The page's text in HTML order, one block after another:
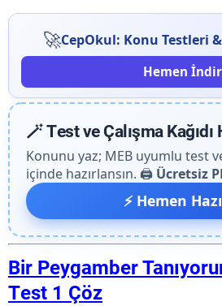
🚀CepOkul: Konu Testleri
Hemen İndir
🪄 Test ve Çalışma Kağıdı
Konunu yaz; MEB uyumlu test
içinde hazırlansın. 🖨️ Ücretsiz
⚡ Hemen
Bir Peygamber
Test 1 Çöz